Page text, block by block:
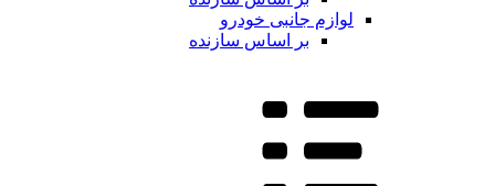
لوازم جانبی خودرو
بر اساس سازنده